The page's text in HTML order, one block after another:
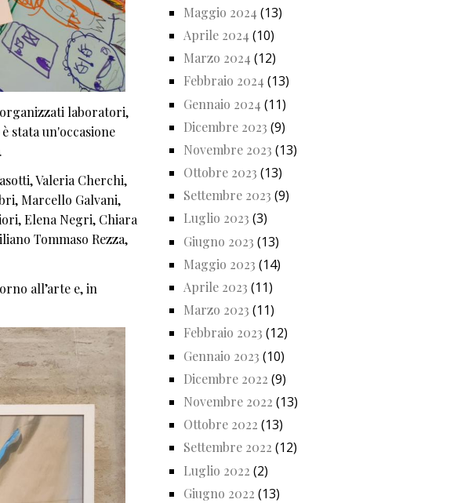
organizzati laboratori,
è stata un'occasione
Valeria Cherchi,
Marcello Galvani,
Elena Negri, Chiara
Tommaso Rezza,
all’arte e, in
Maggio 2024 (13)
Aprile 2024 (10)
Marzo 2024 (12)
Febbraio 2024 (13)
Gennaio 2024 (11)
Dicembre 2023 (9)
Novembre 2023 (13)
Ottobre 2023 (13)
Settembre 2023 (9)
Luglio 2023 (3)
Giugno 2023 (13)
Maggio 2023 (14)
Aprile 2023 (11)
Marzo 2023 (11)
Febbraio 2023 (12)
Gennaio 2023 (10)
Dicembre 2022 (9)
Novembre 2022 (13)
Ottobre 2022 (13)
Settembre 2022 (12)
Luglio 2022 (2)
Giugno 2022 (13)